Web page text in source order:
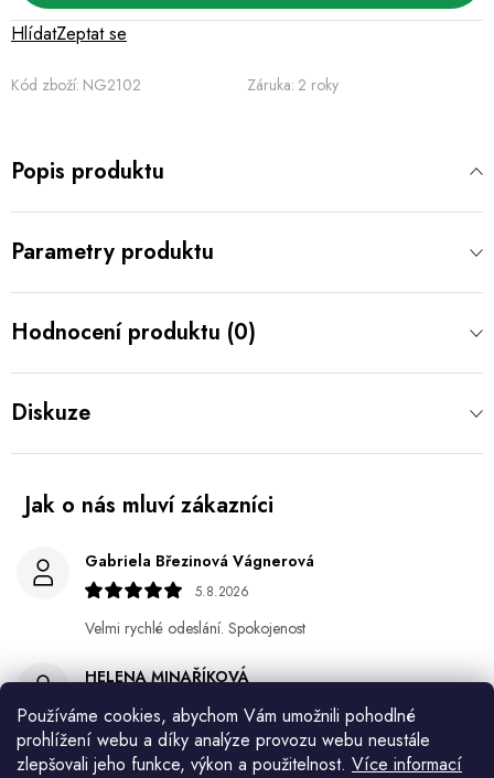
Používáme cookies, abychom Vám umožnili pohodlné
prohlížení webu a díky analýze provozu webu neustále
zlepšovali jeho funkce, výkon a použitelnost. Více informací
Kód zboží: NG2102 Záruka: 2 roky
Zeptat se
Hlídat
Popis produktu
Parametry produktu
Hodnocení produktu (0)
Diskuze
Gabriela Březinová Vágnerová
5.8.2026
Velmi rychlé odeslání. Spokojenost
HELENA MINAŘÍKOVÁ
5.8.2026
Je sice větší ale vypadá dobře